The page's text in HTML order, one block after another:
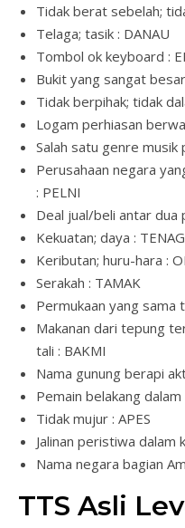
Tidak berat sebelah;
Telaga; tasik : DANAU
Tombol ok keyboard :
Bukit yang sangat
Tidak berpihak; tidak
Logam perhiasan
Salah satu genre musik
Perusahaan negara
: PELNI
Deal jual/beli antar dua
Kekuatan; daya :
Keributan; huru-hara :
Serakah : TAMAK
Permukaan yang sama
Makanan dari tepung
tali : BAKMI
Nama gunung berapi
Pemain belakang
Tidak mujur : APES
Jalinan peristiwa dalam
Nama negara bagian
TTS Asli